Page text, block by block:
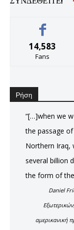
14,583
Fans
Ρήση
“[…]when we
the passage
Northern Iraq,
several billion
the form of
Daniel
αμερικανική